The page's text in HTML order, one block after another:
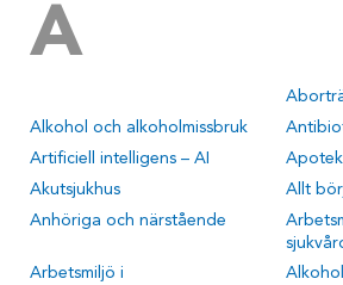
A
Alkohol och alkoholmissbruk
Artificiell intelligens – AI
Akutsjukhus
Allt
Anhöriga och närstående
Arbetsmiljö i